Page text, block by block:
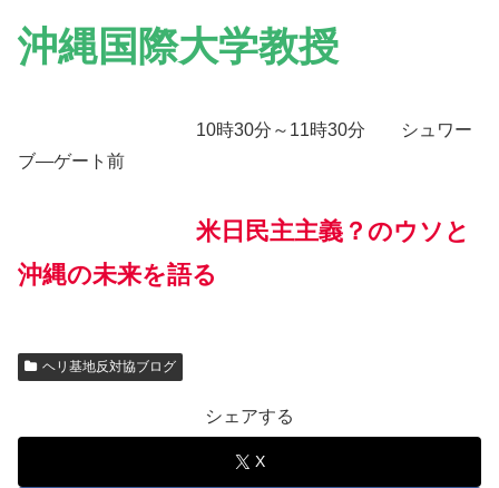
沖縄国際大学教授
10時30分～11時30分 シュワー
ブ―ゲート前
米日 民主主義 ？ のウソと
沖縄の未来を語る
ヘリ基地反対協ブログ
シェアする
X